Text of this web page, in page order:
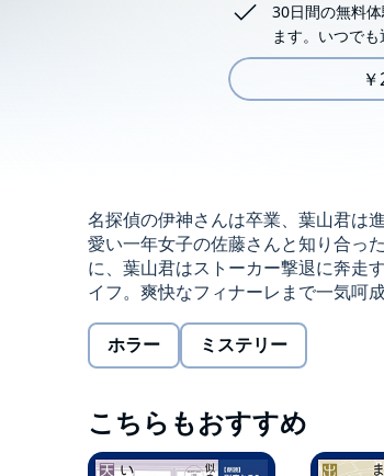
30日間の無料
ます。いつでも
名探偵の伊神さんは卒業、葉山君は
愛い一年女子の佐藤さんと知り合っ
に、葉山君はストーカー撃退に奔走
イフ。爽快なフィナーレまで一気呵
ホラー ミステリー
こちらもおすすめ